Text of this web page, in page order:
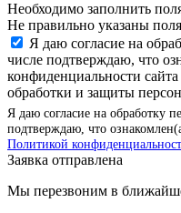
Необходимо заполнить
Не правильно указаны
Я даю согласие на
числе подтверждаю, что
конфиденциальности
обработки и защиты
Я даю согласие на обработку
подтверждаю, что
Политикой
Заявка отправлена
Мы перезвоним в